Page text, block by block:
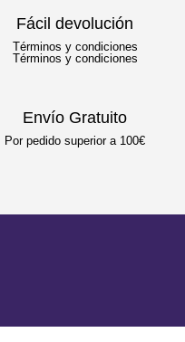
Fácil devolución
Términos y condiciones
Términos y condiciones
Envío Gratuito
Por pedido superior a 100€